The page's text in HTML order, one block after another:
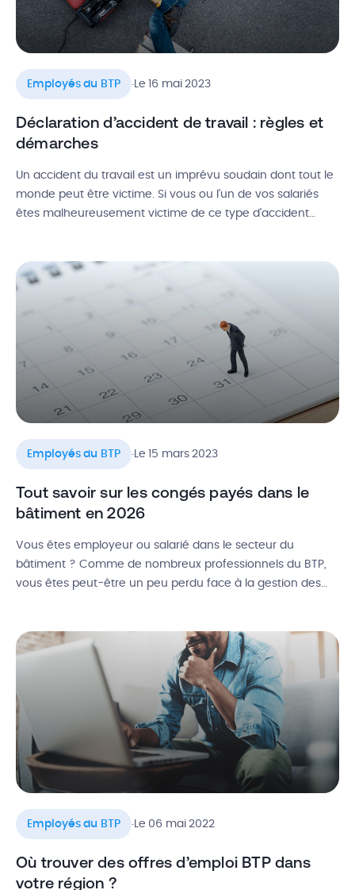
Employés du BTP .Le 16 mai 2023
Déclaration d’accident de travail : règles et
démarches
Un accident du travail est un imprévu soudain dont tout le
monde peut être victime. Si vous ou l’un de vos salariés
êtes malheureusement victime de ce type d’accident
déclaration. Alors, comment faire une déclaration
d’accident de travail […]
Employés du BTP .Le 15 mars 2023
Tout savoir sur les congés payés dans le
bâtiment en 2026
Vous êtes employeur ou salarié dans le secteur du
bâtiment ? Comme de nombreux professionnels du BTP,
vous êtes peut-être un peu perdu face à la gestion des
collectives du bâtiment et travaux publics. Alors, comment
fonctionnent […]
Employés du BTP .Le 06 mai 2022
Où trouver des offres d’emploi BTP dans
votre région ?